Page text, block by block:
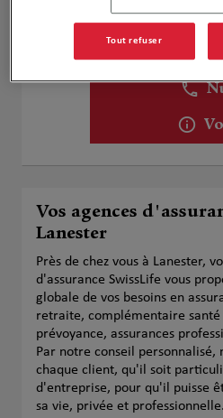
5.42 km
14 rue du sous-marin
56100 Lorient
Fermé
Ouvert sur rdv
Vos agences
Lanester
Près de chez vous à Lanester,
d'assurance SwissLife vous
globale de vos besoins en
retraite, complémentaire santé
prévoyance, assurances
Par notre conseil personnalisé,
chaque client, qu'il soit
d'entreprise, pour qu'il puisse
sa vie, privée et professionnelle.
Tout refuser